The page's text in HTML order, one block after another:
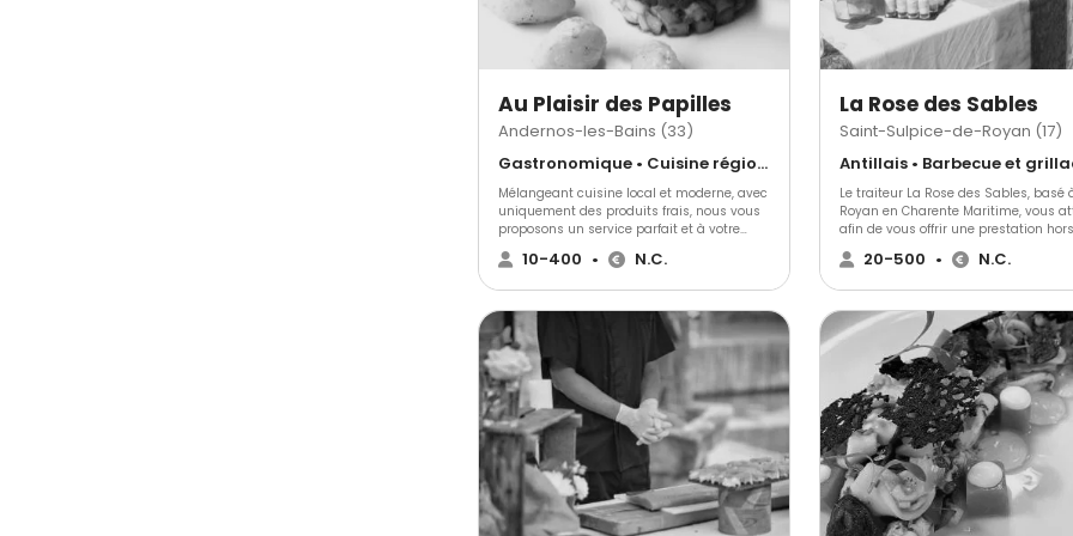
Au Plaisir des Papilles
Andernos-les-Bains (33)
Gastronomique • Cuisine régionale • Français Traditionnel
Mélangeant cuisine local et moderne, avec
uniquement des produits frais, nous vous
proposons un service parfait et à votre
image. Tous nos employés sera à votre
disposition, vous pourrez profiter de leur
qualité et un service irréprochable.
10-400 • N.C.
La Rose des Sables
Saint-Sulpice-de-Royan (17)
Le traiteur La Rose des Sables, basé
Royan en Charente Maritime, vous
afin de vous offrir une prestation
commun. Il vous garantit sa
et de porter une attention particulière
extraordinaire, mais aussi de
l'organisation générale de votre
ainsi que de la décoration et du
salle, tout en vous donnant la
de louer la vaisselle et le matériel de
réception.
20-500 • N.C.